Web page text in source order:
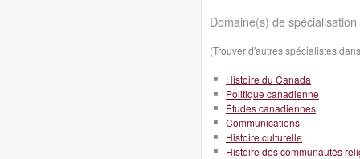
Domaine(s) de spécialisation
(Trouver d'autres spécialistes
Histoire du Canada
Politique canadienne
Études canadiennes
Communications
Histoire culturelle
Histoire des communautés